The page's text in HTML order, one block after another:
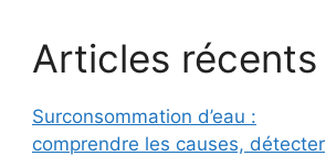
Articles récents
Surconsommation d’eau :
comprendre les causes, détecter